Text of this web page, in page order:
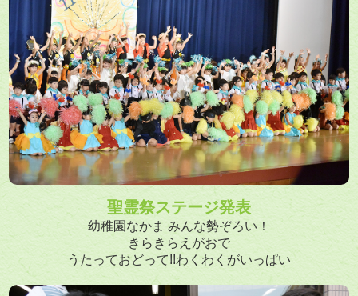
聖霊祭ステージ発表
幼稚園なかま みんな勢ぞろい！
きらきらえがおで
うたっておどって!!わくわくがいっぱい